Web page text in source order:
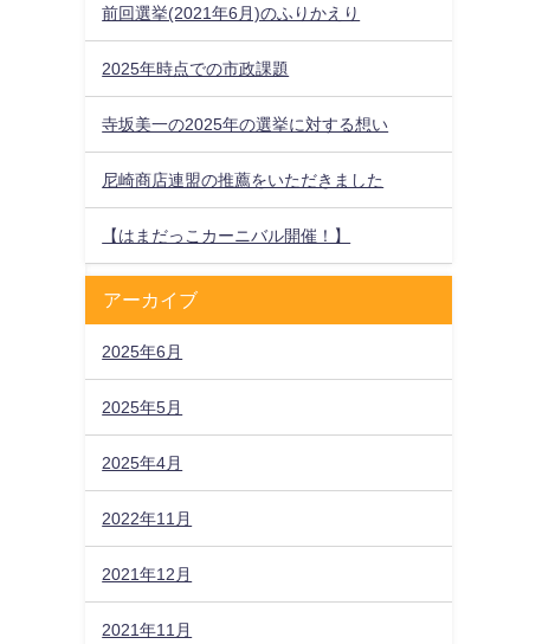
前回選挙(2021年6月)のふりかえり
2025年時点での市政課題
寺坂美一の2025年の選挙に対する想い
尼崎商店連盟の推薦をいただきました
【はまだっこカーニバル開催！】
アーカイブ
2025年6月
2025年5月
2025年4月
2022年11月
2021年12月
2021年11月